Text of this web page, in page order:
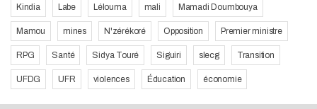
Kindia Labe Lélouma mali Mamadi Doumbouya
Mamou mines N'zérékoré Opposition Premier ministre
RPG Santé Sidya Touré Siguiri slecg Transition
UFDG UFR violences Éducation économie